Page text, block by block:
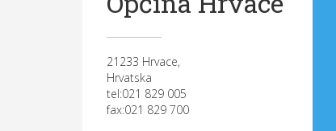
21233 Hrvace,
Hrvatska
tel:021 829 005
fax:021 829 700